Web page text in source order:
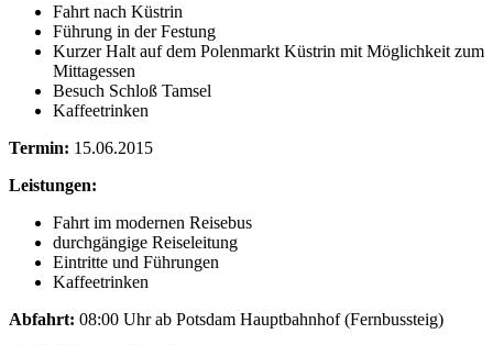
Fahrt nach Küstrin
Führung in der Festung
Kurzer Halt auf dem Polenmarkt Küstrin mit Möglichkeit zum
Mittagessen
Besuch Schloß Tamsel
Kaffeetrinken
Termin: 15.06.2015
Leistungen:
Fahrt im modernen Reisebus
durchgängige Reiseleitung
Eintritte und Führungen
Kaffeetrinken
Abfahrt: 08:00 Uhr ab Potsdam Hauptbahnhof (Fernbussteig)